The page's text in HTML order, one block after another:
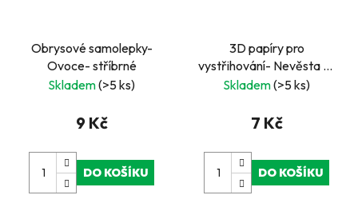
Obrysové samolepky-
Ovoce- stříbrné
Skladem(>5 ks)
9 Kč
DO KOŠÍKU
3D papíry pro
vystřihování- Nevěsta 2-
pyramida
Skladem(>5 ks)
7 Kč
DO KOŠÍKU